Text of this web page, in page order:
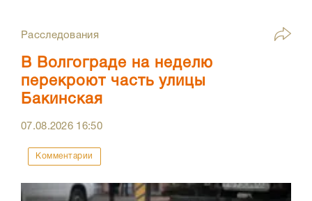
Расследования
В Волгограде на неделю
перекроют часть улицы
Бакинская
07.08.2026 16:50
Комментарии